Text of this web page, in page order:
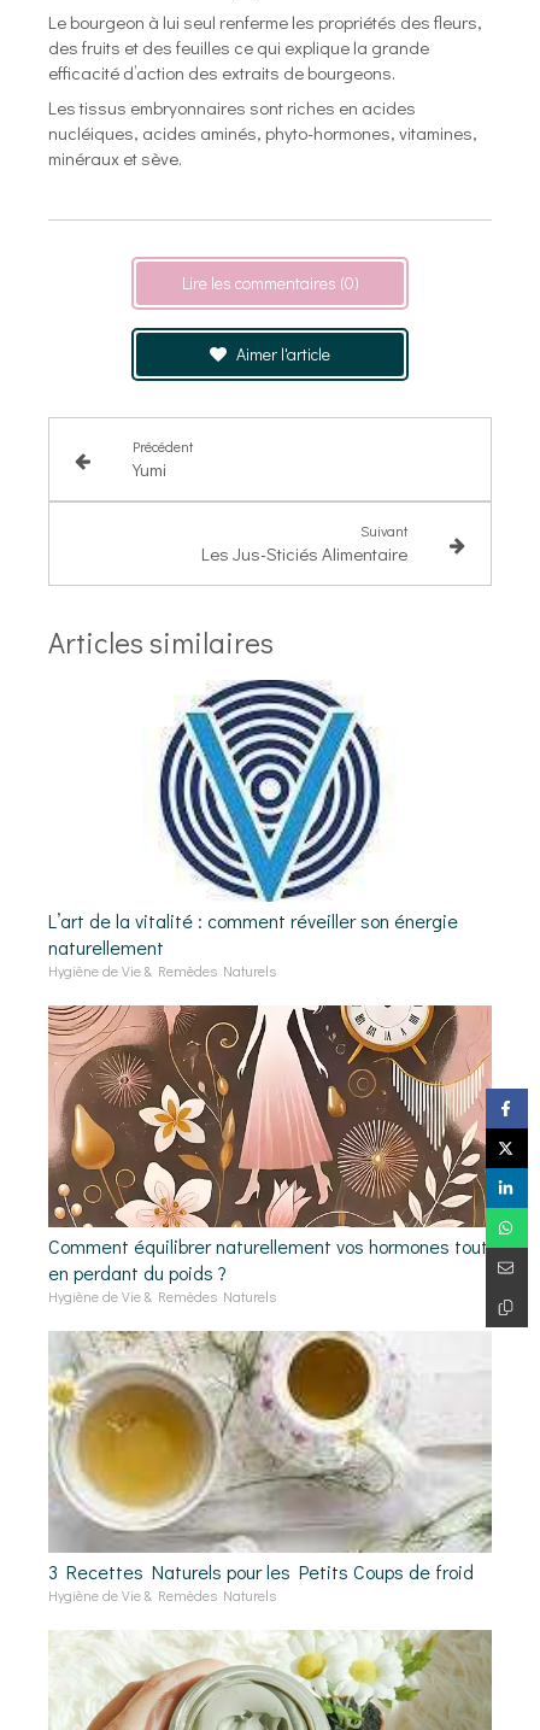
Le bourgeon à lui seul renferme les propriétés des fleurs,
des fruits et des feuilles ce qui explique la grande
efficacité d’action des extraits de bourgeons.
Les tissus embryonnaires sont riches en acides
nucléiques, acides aminés, phyto-hormones, vitamines,
minéraux et sève.
Lire les commentaires (0)
Aimer l'article
Précédent
Yumi
Suivant
Les Jus-Sticiés Alimentaire
Articles similaires
L’art de la vitalité : comment réveiller son énergie
naturellement
Hygiène de Vie & Remèdes Naturels
Comment équilibrer naturellement vos hormones tout
en perdant du poids ?
Hygiène de Vie & Remèdes Naturels
3 Recettes Naturels pour les Petits Coups de froid
Hygiène de Vie & Remèdes Naturels